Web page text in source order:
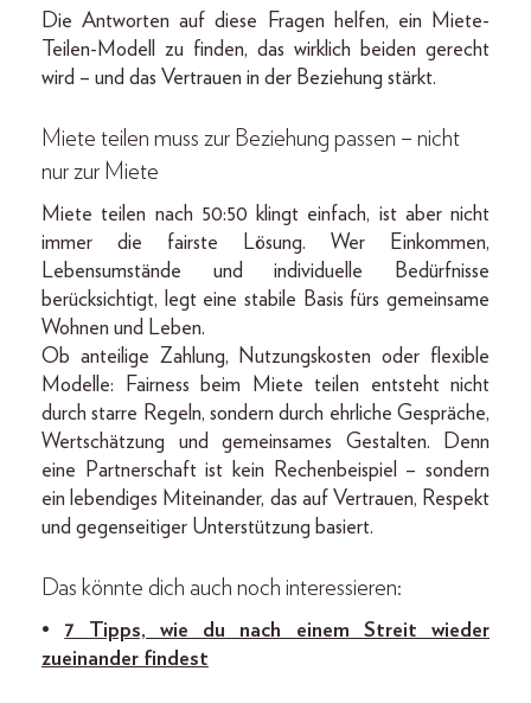
Die Antworten auf diese Fragen helfen, ein Miete-
Teilen-Modell zu finden, das wirklich beiden gerecht
wird – und das Vertrauen in der Beziehung stärkt.
Miete teilen muss zur Beziehung passen – nicht
nur zur Miete
Miete teilen nach 50:50 klingt einfach, ist aber nicht
immer die fairste Lösung. Wer Einkommen,
Lebensumstände und individuelle Bedürfnisse
berücksichtigt, legt eine stabile Basis fürs gemeinsame
Wohnen und Leben.
Ob anteilige Zahlung, Nutzungskosten oder flexible
Modelle: Fairness beim Miete teilen entsteht nicht
durch starre Regeln, sondern durch ehrliche Gespräche,
Wertschätzung und gemeinsames Gestalten. Denn
eine Partnerschaft ist kein Rechenbeispiel – sondern
ein lebendiges Miteinander, das auf Vertrauen, Respekt
und gegenseitiger Unterstützung basiert.
Das könnte dich auch noch interessieren:
• 7 Tipps, wie du nach einem Streit wieder
zueinander findest